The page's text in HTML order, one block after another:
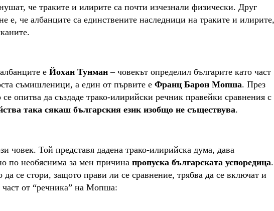
че траките и илирите са почти изчезнали физически. Друг
е, че албанците са единствените наследници на траките и илирите,
е Йохан Тунман – човекът определил българите като част
съмишленици, а един от първите е Франц Барон Мопша. През
опитва да създаде трако-илирийски речник правейки сравнения с
така сякаш българския език изобщо не съществува.
човек. Той представя дадена трако-илирийска дума, дава
по необяснима за мен причина пропуска българската успоредица.
да се стори, защото прави ли се сравнение, трябва да се включат и
от “речника” на Мопша: